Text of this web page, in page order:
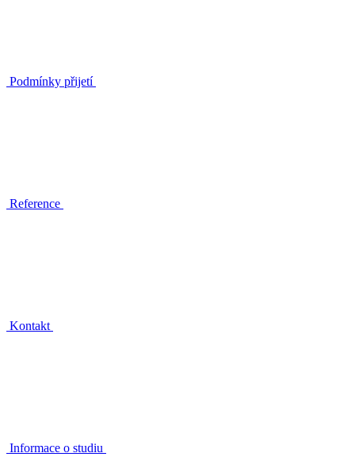
Podmínky přijetí
Reference
Kontakt
Informace o studiu